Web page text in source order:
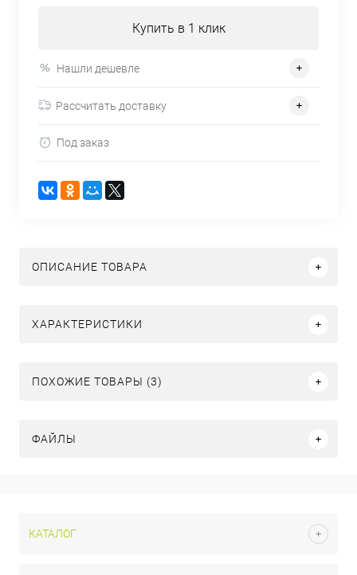
Купить в 1 клик
Нашли дешевле
Рассчитать доставку
Под заказ
ОПИСАНИЕ ТОВАРА
ХАРАКТЕРИСТИКИ
ПОХОЖИЕ ТОВАРЫ (3)
ФАЙЛЫ
КАТАЛОГ